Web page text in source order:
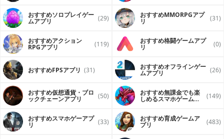
おすすめソロプレイゲー
ムアプリ (29) おすすめ MMORPGアプ
リ (31)
おすすめアクション
RPGアプリ (119) おすすめ格闘ゲームアプ
リ (0)
おすすめFPSアプリ (31) おすすめオフラインゲー
ムアプリ (26)
おすすめ仮想通貨・ブロ
ックチェーンアプリ (50) おすすめ無課金でも楽
しめるスマホゲームア (149)
おすすめスマホゲーアプ
リ (33) おすすめ育成ゲームア
プリ (483)